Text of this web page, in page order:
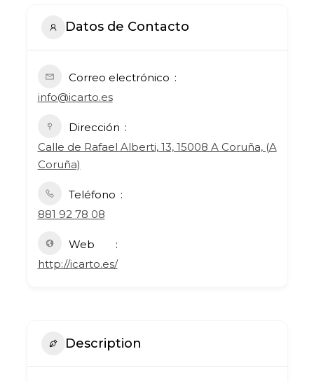
Datos de Contacto
Correo electrónico
info@icarto.es
Dirección
Calle de Rafael Alberti, 13, 15008 A Coruña, (A
Coruña)
Teléfono
881 92 78 08
Web
http://icarto.es/
Description